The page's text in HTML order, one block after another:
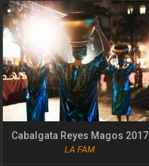
Cabalgata Reyes Magos 2017
LA FAM